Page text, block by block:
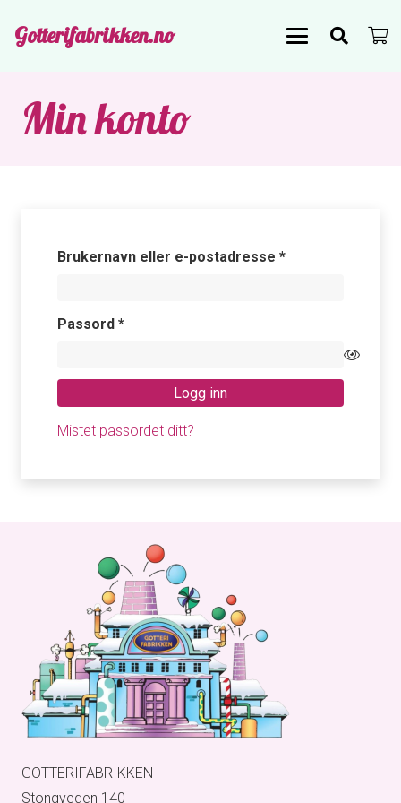
Gotterifabrikken.no
Min konto
Brukernavn eller e-postadresse *Påkrevd
Passord *Påkrevd
Logg inn
Mistet passordet ditt?
GOTTERIFABRIKKEN
Stongvegen 140